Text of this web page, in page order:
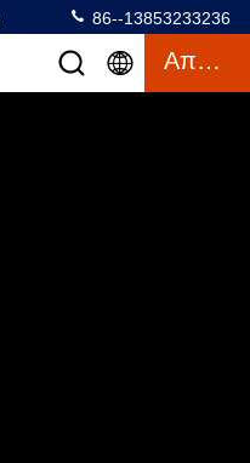
86--13853233236
Απόσπασμα